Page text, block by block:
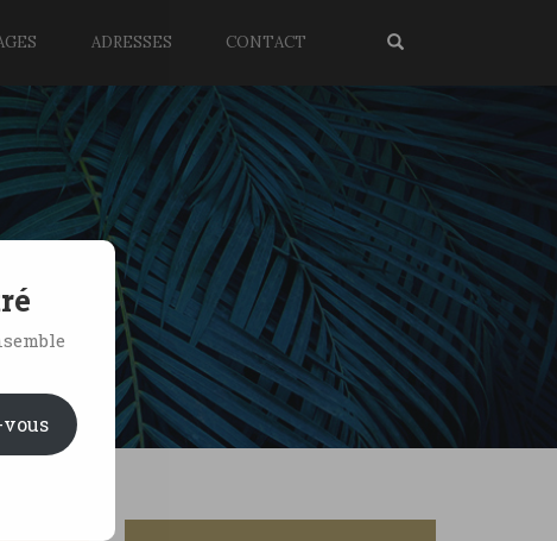
ADRESSES CONTACT